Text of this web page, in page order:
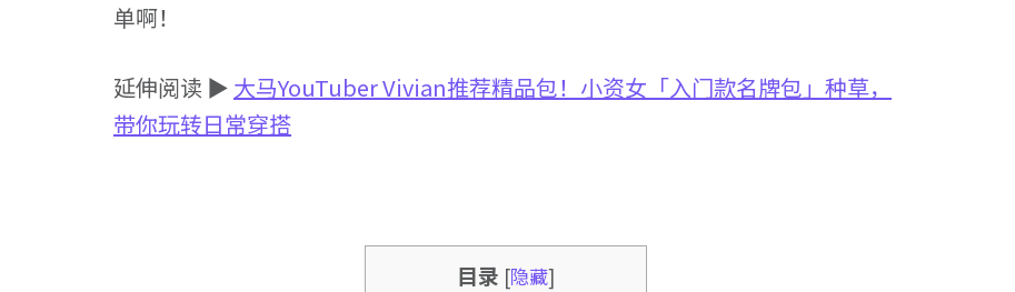
单啊！
延伸阅读 ▶ 大马YouTuber Vivian推荐精品包！小资女「入门款名牌包」种草，
带你玩转日常穿搭
目录 [隐藏]